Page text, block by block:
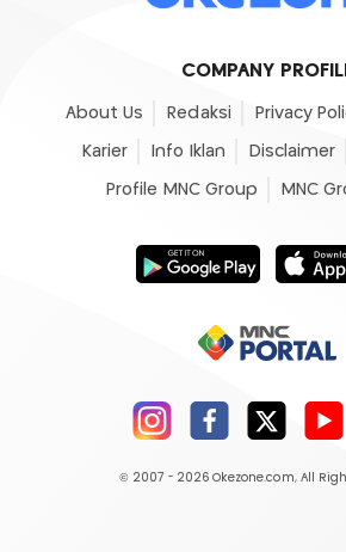
COMPANY
About Us Redaksi Privacy
Karier Info Iklan Disclaimer
Profile MNC Group MNC
© 2007 - 2026 Okezone.com, All